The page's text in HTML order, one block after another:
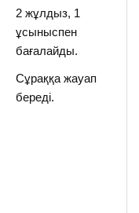
2 жұлдыз, 1
ұсыныспен
бағалайды.
Сұраққа жауап
береді.